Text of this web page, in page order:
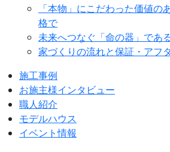
「本物」にこだわった価値の
格で
未来へつなぐ「命の器」であ
家づくりの流れと保証・アフ
施工事例
お施主様インタビュー
職人紹介
モデルハウス
イベント情報